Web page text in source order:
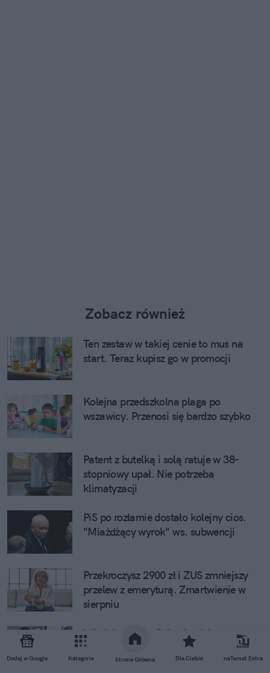
Dodaj w Google Kategorie Strona Główna Dla Ciebie naTemat Extra
Zobacz również
Ten zestaw w takiej cenie to mus na
start. Teraz kupisz go w promocji
Kolejna przedszkolna plaga po
wszawicy. Przenosi się bardzo szybko
Patent z butelką i solą ratuje w 38-
stopniowy upał. Nie potrzeba
klimatyzacji
PiS po rozłamie dostało kolejny cios.
"Miażdżący wyrok" ws. subwencji
Przekroczysz 2900 zł i ZUS zmniejszy
przelew z emeryturą. Zmartwienie w
sierpniu
Właśnie tam trafiają nieodebrane
kaucje. Wielki zastrzyk gotówki dla
systemu